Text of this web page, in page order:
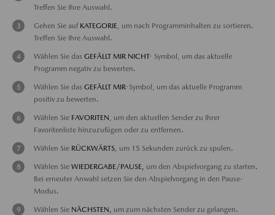
Treffen Sie Ihre Auswahl.
Gehen Sie auf KATEGORIE , um nach Programminhalten zu sortieren.
Treffen Sie Ihre Auswahl.
Wählen Sie das GEFÄLLT MIR NICHT- Symbol, um das aktuelle
Programm negativ zu bewerten.
Wählen Sie das GEFÄLLT MIR-Symbol, um das aktuelle Programm
positiv zu bewerten.
Wählen Sie FAVORITEN , um den aktuellen Sender zu Ihrer
Favoritenliste hinzuzufügen oder zu entfernen.
Wählen Sie RÜCKWÄRTS , um 15 Sekunden zurück zu spulen.
Wählen Sie WIEDERGABE/PAUSE,
um den Abspielvorgang zu starten.
Bei erneuter Anwahl setzen Sie den Abspielvorgang in den Pause-
Modus.
Wählen Sie NÄCHSTEN, um zum nächsten Sender zu gelangen.